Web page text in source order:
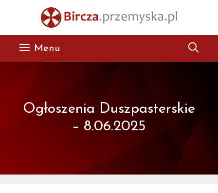
Menu
Ogłoszenia Duszpasterskie
– 8.06.2025